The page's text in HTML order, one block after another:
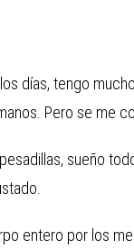
días, tengo
Pero se me
sueño
entero por los